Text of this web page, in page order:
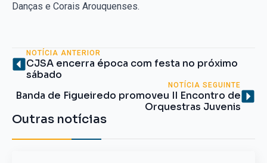
Danças e Corais Arouquenses.
NOTÍCIA ANTERIOR
CJSA encerra época com festa no próximo
sábado
NOTÍCIA SEGUINTE
Banda de Figueiredo promoveu II Encontro de
Orquestras Juvenis
Outras notícias